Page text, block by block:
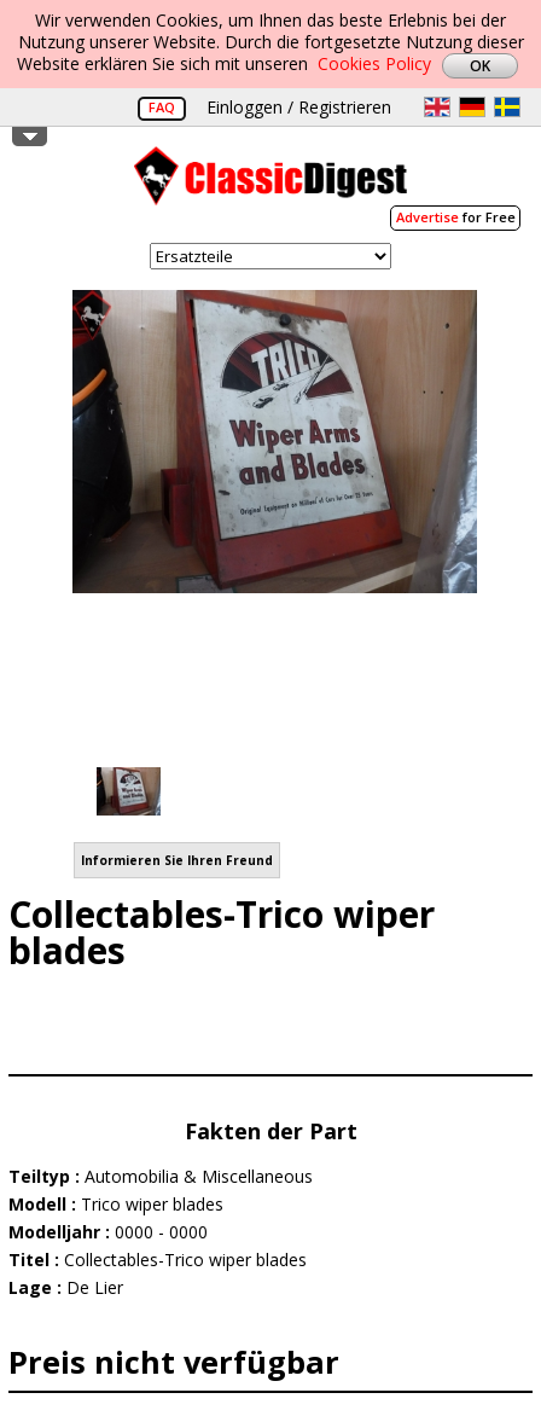
Wir verwenden Cookies, um Ihnen das beste Erlebnis bei der
Nutzung unserer Website. Durch die fortgesetzte Nutzung dieser
Website erklären Sie sich mit unseren Cookies Policy
FAQ Einloggen / Registrieren
Advertisefor Free
Informieren Sie Ihren Freund
Collectables-Trico wiper
blades
Fakten der Part
Teiltyp : Automobilia & Miscellaneous
Modell : Trico wiper blades
Modelljahr : 0000 - 0000
Titel : Collectables-Trico wiper blades
Lage : De Lier
Preis nicht verfügbar